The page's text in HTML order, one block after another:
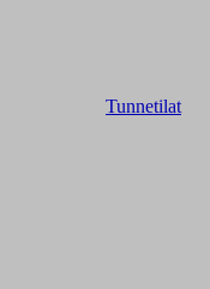
Tunnetilat